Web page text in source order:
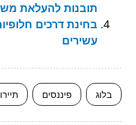
תובנות להעלאת
בחינת דרכים
עשירים
בלוג פיננסים